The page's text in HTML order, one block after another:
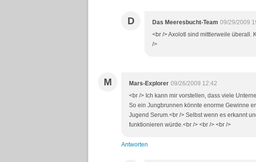
D Das Meeresbucht-Team 09/29/2009
<br /> Axolotl sind mittlerweile überall.
/>
M Mars-Explorer 09/26/2009 12:42
<br /> Ich kann mir vorstellen, dass viele
So ein Jungbrunnen könnte enorme Gewinne
Jugend Serum.<br /> Selbst wenn es erkannt
funktionieren würde.<br /> <br /> <br />
Antworten